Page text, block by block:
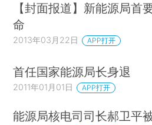
【封面报道】新能源局首
命
2013年03月22日 APP打开
首任国家能源局长身退
2011年01月01日 APP打开
能源局核电司司长郝卫平